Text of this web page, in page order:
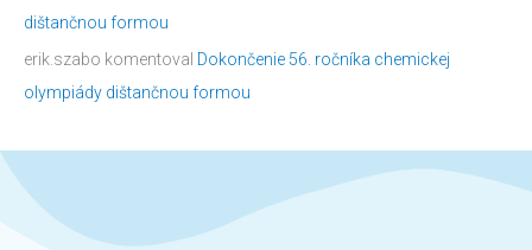
dištančnou formou
erik.szabo komentoval Dokončenie 56. ročníka chemickej
olympiády dištančnou formou